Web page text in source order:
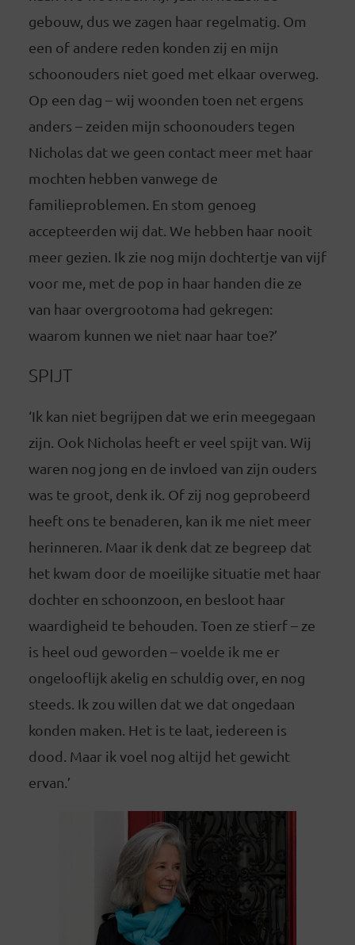
gebouw, dus we zagen haar regelmatig. Om
een of andere reden konden zij en mijn
schoonouders niet goed met elkaar overweg.
Op een dag – wij woonden toen net ergens
anders – zeiden mijn schoonouders tegen
Nicholas dat we geen contact meer met haar
mochten hebben vanwege de
familieproblemen. En stom genoeg
accepteerden wij dat. We hebben haar nooit
meer gezien. Ik zie nog mijn dochtertje van vijf
voor me, met de pop in haar handen die ze
van haar overgrootoma had gekregen:
waarom kunnen we niet naar haar toe?’
SPIJT
‘Ik kan niet begrijpen dat we erin meegegaan
zijn. Ook Nicholas heeft er veel spijt van. Wij
waren nog jong en de invloed van zijn ouders
was te groot, denk ik. Of zij nog geprobeerd
heeft ons te benaderen, kan ik me niet meer
herinneren. Maar ik denk dat ze begreep dat
het kwam door de moeilijke situatie met haar
dochter en schoonzoon, en besloot haar
waardigheid te behouden. Toen ze stierf – ze
is heel oud geworden – voelde ik me er
ongelooflijk akelig en schuldig over, en nog
steeds. Ik zou willen dat we dat ongedaan
konden maken. Het is te laat, iedereen is
dood. Maar ik voel nog altijd het gewicht
ervan.’